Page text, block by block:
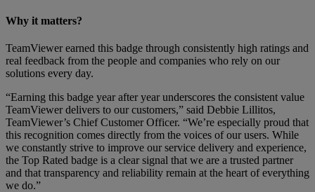
Why it matters?
TeamViewer earned this badge through consistently high ratings and
real feedback from the people and companies who rely on our
solutions every day.
“Earning this badge year after year underscores the consistent value
TeamViewer delivers to our customers,” said Debbie Lillitos,
TeamViewer’s Chief Customer Officer. “We’re especially proud that
this recognition comes directly from the voices of our users. While
we constantly strive to improve our service delivery and experience,
the Top Rated badge is a clear signal that we are a trusted partner
and that transparency and reliability remain at the heart of everything
we do.”